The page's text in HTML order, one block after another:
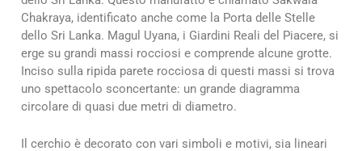
Chakraya, identificato anche come la Porta delle Stelle
dello Sri Lanka. Magul Uyana, i Giardini Reali del Piacere, si
erge su grandi massi rocciosi e comprende alcune grotte.
Inciso sulla ripida parete rocciosa di questi massi si trova
uno spettacolo sconcertante: un grande diagramma
circolare di quasi due metri di diametro.
Il cerchio è decorato con vari simboli e motivi, sia lineari